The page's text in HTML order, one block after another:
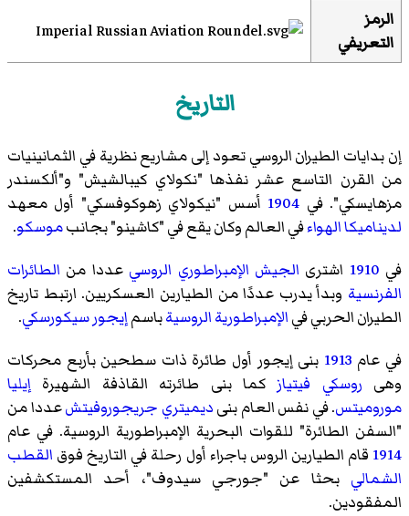
الرمز
التعريفي
التاريخ
إن بدايات الطيران الروسي تعود إلى مشاريع نظرية في الثمانينيات
من القرن التاسع عشر نفذها "نكولاي كيبالشيش" و"ألكسندر
مزهايسكي". في 1904 أسس "نيكولاي زهوكوفسكي" أول معهد
لديناميكا الهواءفي العالم وكان يقع في "كاشينو" بجانبموسكو.
في 1910 اشترى الجيش الإمبراطوري الروسي عددا من الطائرات
الفرنسية وبدأ يدرب عددًا من الطيارين العسكريين. ارتبط تاريخ
الطيران الحربي فيالإمبراطورية الروسيةباسمإيجور سيكورسكي.
في عام 1913 بنى إيجور أول طائرة ذات سطحين بأربع محركات
وهى روسكي فيتيازكما بنى طائرته القاذفة الشهيرة إيليا
موروميتس. في نفس العام بنىديميتري جريجوروفيتشعددا من
"السفن الطائرة" للقوات البحرية الإمبراطورية الروسية. في عام
1914 قام الطيارين الروس باجراء أول رحلة في التاريخ فوق القطب
الشمالي بحثا عن "جورجي سيدوف"، أحد المستكشفين
المفقودين.